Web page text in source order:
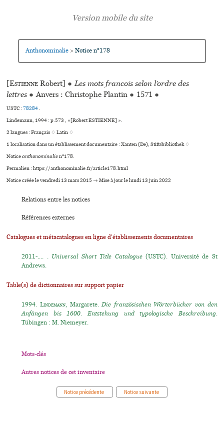
Anthonominalie > Notice n°178
[Estienne Robert] ● Les mots francois selon l’ordre des
lettres ● Anvers : Christophe Plantin ● 1571 ●
USTC :78284.
Lindemann, 1994 : p.573 , «[Robert ESTIENNE] ».
2 langues :Français ♢Latin ♢
1 localisation dans un établissement documentaire : Xanten (De), Stiftsbibliothek ♢
Noticeanthonominalien°178.
Permalien : https://anthonominalie.fr/article178.html
Notice créée le vendredi 13 mars 2015 → Mise à jour le lundi 13 juin 2022
Relations entre les notices
Références externes
Catalogues et métacatalogues en ligne d'établissements documentaires
2011-.... . Universal Short Title Catalogue(USTC). Université de St
Andrews.
Table(s) de dictionnaires sur support papier
1994.Lindemann, Margarete.Die französischen Wörterbücher von den
Anfängen bis 1600. Entstehung und typologische Beschreibung.
Tübingen : M. Niemeyer.
Mots-clés
Autres notices de cet inventaire
Notice précédente Notice suivante